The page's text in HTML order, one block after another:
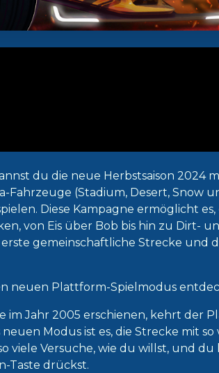
du die neue Herbstsaison 2024
Fahrzeuge (Stadium, Desert, Snow
Diese Kampagne ermöglicht
von Eis über Bob bis hin zu Dirt-
gemeinschaftliche Strecke und
neuen Plattform-Spielmodus
im Jahr 2005 erschienen, kehrt der
Modus ist es, die Strecke mit so
viele Versuche, wie du willst, und
Taste drückst.